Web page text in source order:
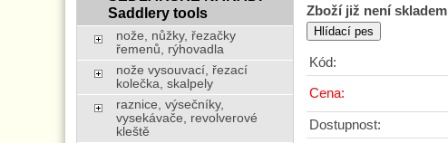
Zboží již není skladem
Kód:
Cena:
Dostupnost:
Saddlery tools
nože, nůžky, řezačky
řemenů, rýhovadla
nože vysouvací, řezací
kolečka, skalpely
raznice, výsečníky,
vysekávače, revolverové
kleště